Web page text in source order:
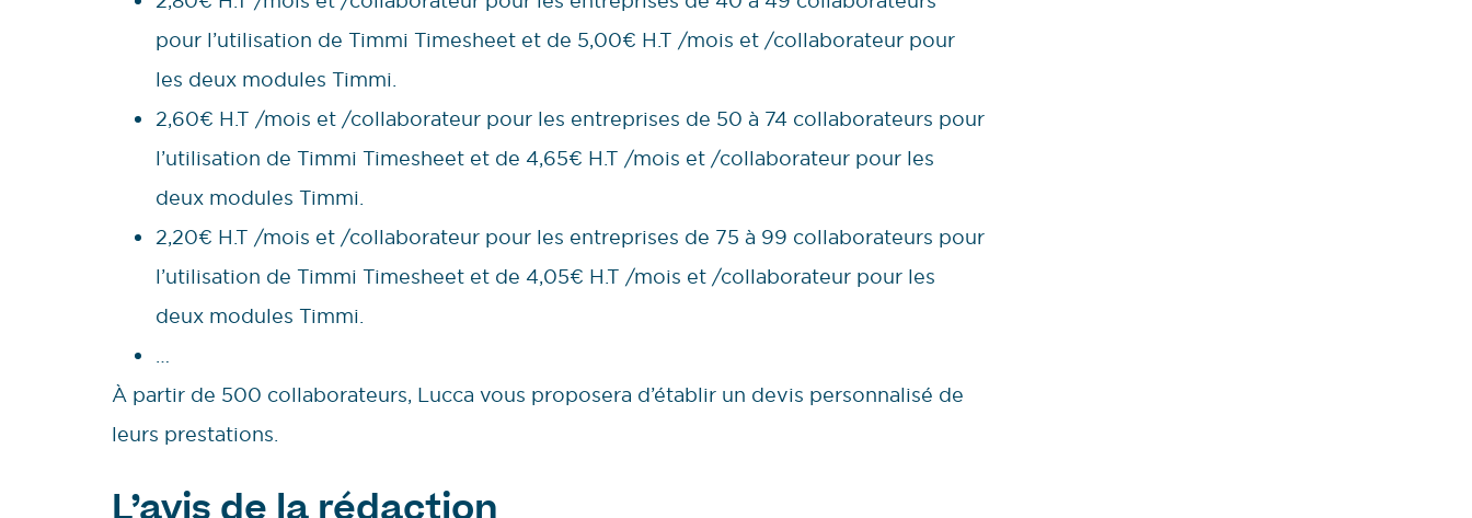
pour l’utilisation de Timmi Timesheet et de 5,00€ H.T /mois et /collaborateur pour
les deux modules Timmi.
2,60€ H.T /mois et /collaborateur pour les entreprises de 50 à 74 collaborateurs pour
l’utilisation de Timmi Timesheet et de 4,65€ H.T /mois et /collaborateur pour les
deux modules Timmi.
2,20€ H.T /mois et /collaborateur pour les entreprises de 75 à 99 collaborateurs pour
l’utilisation de Timmi Timesheet et de 4,05€ H.T /mois et /collaborateur pour les
deux modules Timmi.
…
À partir de 500 collaborateurs, Lucca vous proposera d’établir un devis personnalisé de
leurs prestations.